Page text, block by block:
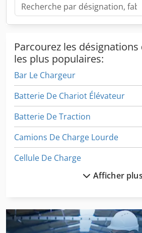
Parcourez les
les plus populaires:
Bar Le Chargeur
Batterie De Chariot Élévateur
Batterie De Traction
Camions De Charge Lourde
Cellule De Charge
Charge Volumique Dur
Chargeur De Batterie De Chariot
Afficher plus